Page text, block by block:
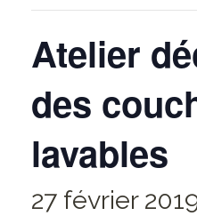
Atelier
des
lavables
27 février